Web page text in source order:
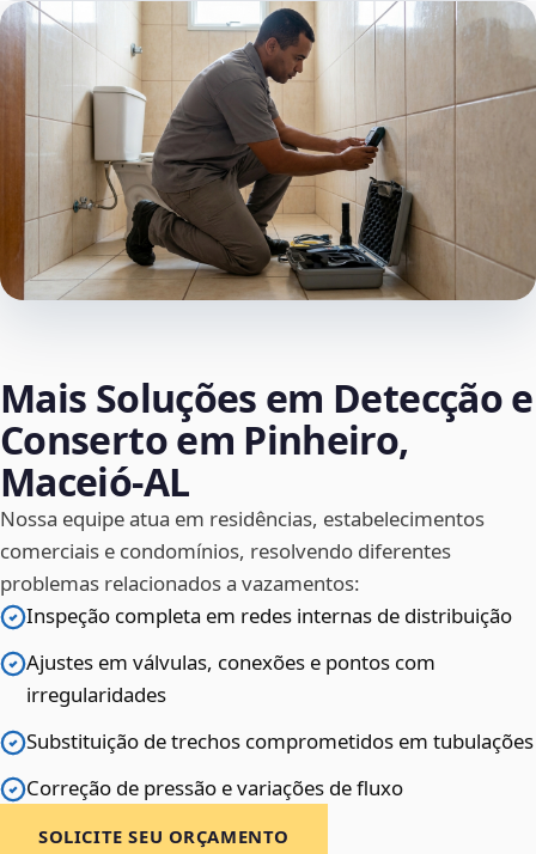
Mais Soluções em Detecção e
Conserto em Pinheiro,
Maceió‑AL
Nossa equipe atua em residências, estabelecimentos
comerciais e condomínios, resolvendo diferentes
problemas relacionados a vazamentos:
Inspeção completa em redes internas de distribuição
Ajustes em válvulas, conexões e pontos com
irregularidades
Substituição de trechos comprometidos em tubulações
Correção de pressão e variações de fluxo
SOLICITE SEU ORÇAMENTO